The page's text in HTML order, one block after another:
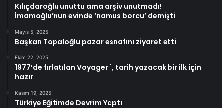
Kılıçdaroğlu unuttu ama arşiv unutmadı!
İmamoğlu’nun evinde ‘namus borcu’ demişti
Mayıs 5, 2025
Başkan Topaloğlu pazar esnafını ziyaret etti
Ekim 22, 2025
1977’de fırlatılan Voyager 1, tarih yazacak bir ilk için
hazır
Kasım 19, 2025
Türkiye Eğitimde Devrim Yaptı